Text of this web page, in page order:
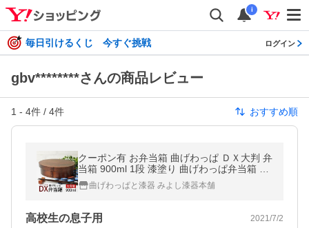
i
毎日引けるくじ 今すぐ挑戦 ログイン
gbv********さんの商品レビュー
1 - 4件 / 4件 おすすめ順
クーポン有 お弁当箱 曲げわっぱ ＤＸ大判 弁
当箱 900ml 1段 漆塗り 曲げわっぱ弁当箱 ま
げわっぱ 男子 大容量 一段 大人 大きめ 男の
子 送料無料 高校男子
曲げわっぱと漆器 みよし漆器本舗
高校生の息子用 2021/7/2